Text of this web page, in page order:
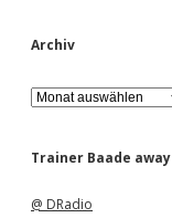
Archiv
A
r
h
Trainer Baade away
@ DRadio